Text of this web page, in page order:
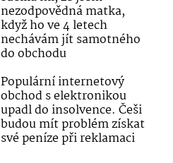
nezodpovědná matka,
když ho ve 4 letech
nechávám jít samotného
do obchodu
Populární internetový
obchod s elektronikou
upadl do insolvence. Češi
budou mít problém získat
své peníze při reklamaci